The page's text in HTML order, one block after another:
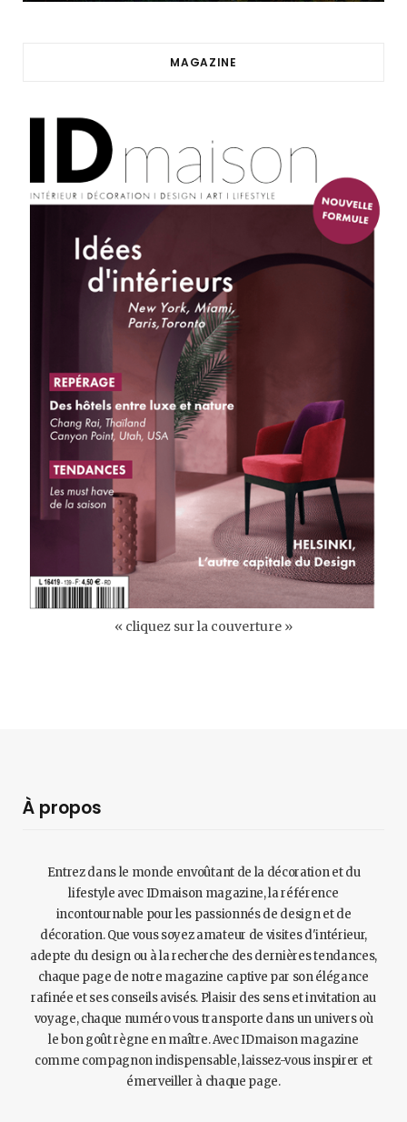
MAGAZINE
« cliquez sur la couverture »
À propos
Entrez dans le monde envoûtant de la décoration et du
lifestyle avec IDmaison magazine, la référence
incontournable pour les passionnés de design et de
décoration. Que vous soyez amateur de visites d'intérieur,
adepte du design ou à la recherche des dernières tendances,
chaque page de notre magazine captive par son élégance
rafinée et ses conseils avisés. Plaisir des sens et invitation au
voyage, chaque numéro vous transporte dans un univers où
le bon goût règne en maître. Avec IDmaison magazine
comme compagnon indispensable, laissez-vous inspirer et
émerveiller à chaque page.